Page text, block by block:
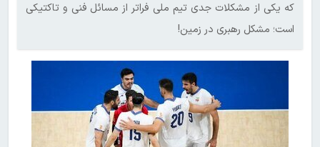
که یکی از مشکلات جدی تیم ملی فراتر از مسائل فنی و تاکتیکی
است؛ مشکل رهبری در زمین!